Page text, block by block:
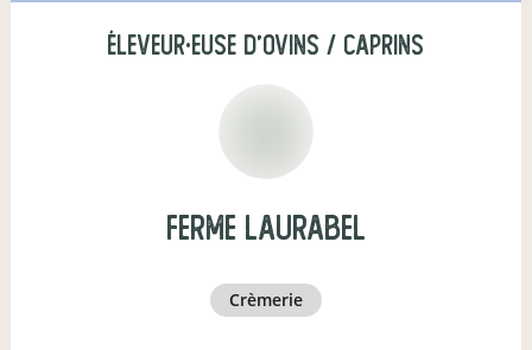
éleveur·euse d'ovins / caprins
Ferme Laurabel
crèmerie